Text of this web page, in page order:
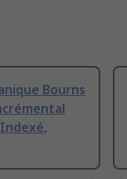
Bourns